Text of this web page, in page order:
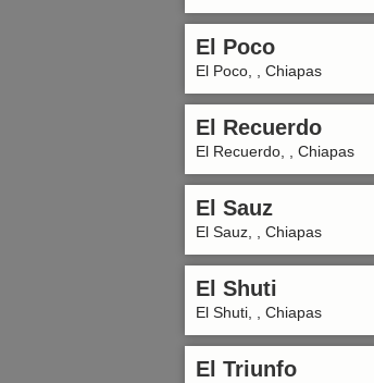
El Poco
El Poco, , Chiapas
El Recuerdo
El Recuerdo, , Chiapas
El Sauz
El Sauz, , Chiapas
El Shuti
El Shuti, , Chiapas
El Triunfo